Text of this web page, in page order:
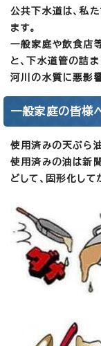
公共下水道は、私
ます。
一般家庭や飲食店
と、下水道管の詰ま
河川の水質に悪影
一般家庭の皆様
使用済みの天ぷら
使用済みの油は新
どして、固形化して